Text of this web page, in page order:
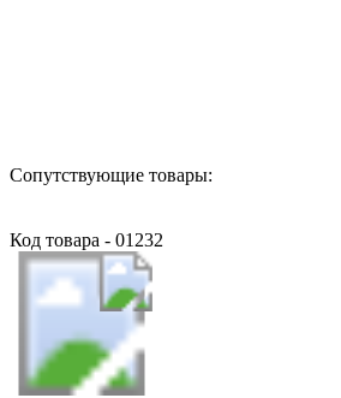
Сопутствующие товары:
Код товара - 01232